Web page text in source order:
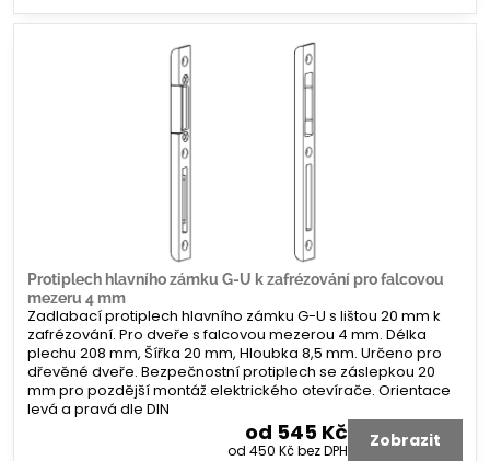
Protiplech hlavního zámku G-U k zafrézování pro falcovou
mezeru 4 mm
Zadlabací protiplech hlavního zámku G-U s lištou 20 mm k
zafrézování. Pro dveře s falcovou mezerou 4 mm. Délka
plechu 208 mm, Šířka 20 mm, Hloubka 8,5 mm. Určeno pro
dřevěné dveře. Bezpečnostní protiplech se záslepkou 20
mm pro pozdější montáž elektrického otevírače. Orientace
levá a pravá dle DIN
od 545 Kč
od 450 Kčbez DPH Zobrazit